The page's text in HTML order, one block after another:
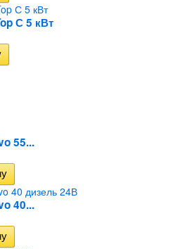
С 5 кВт
55...
40...